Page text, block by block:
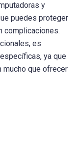
y
puedes proteger
complicaciones.
es
ya que
mucho que ofrecer